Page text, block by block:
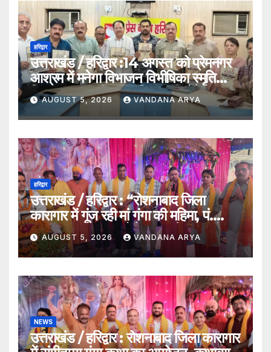
हरिद्वार
उत्तराखंड / हरिद्वार :14 अगस्त को प्रेमनगर
आश्रम में मनेगा विभाजन विभीषिका स्मृति
दिवस, मुख्यमंत्री पुष्कर सिंह धामी होंगे मुख्य
अतिथि_देखे विडिओ !!
AUGUST 5, 2026 VANDANA ARYA
हरिद्वार
उत्तराखंड / हरिद्वार : “रोशनाबाद जिला
कारागार में गूंज रही मां गंगा की महिमा, पं.
संजय कृष्ण महाराज बोले – गंगा केवल नदी
नहीं, समस्त सृष्टि की जननी हैं”…
AUGUST 5, 2026 VANDANA ARYA
NEWS
उत्तराखंड / हरिद्वार : रोशनाबाद जिला कारागार